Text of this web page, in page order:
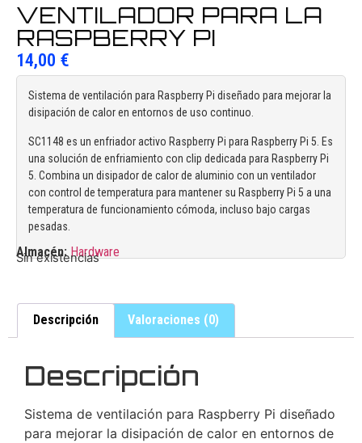
VENTILADOR PARA LA
RASPBERRY PI
14,00 €
Sistema de ventilación para Raspberry Pi diseñado para mejorar la
disipación de calor en entornos de uso continuo.
SC1148 es un enfriador activo Raspberry Pi para Raspberry Pi 5. Es
una solución de enfriamiento con clip dedicada para Raspberry Pi
5. Combina un disipador de calor de aluminio con un ventilador
con control de temperatura para mantener su Raspberry Pi 5 a una
temperatura de funcionamiento cómoda, incluso bajo cargas
pesadas.
Almacén: Hardware
Sin existencias
Descripción Valoraciones (0)
Descripción
Sistema de ventilación para Raspberry Pi diseñado
para mejorar la disipación de calor en entornos de